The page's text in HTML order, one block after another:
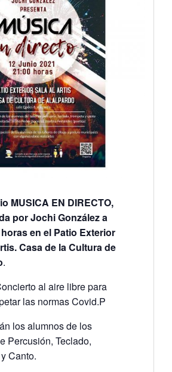
MUSICA EN DIRECTO,
por Jochi González a
en el Patio Exterior
Casa de la Cultura de
.
al aire libre para
las normas Covid.P
los alumnos de los
Percusión, Teclado,
Canto.